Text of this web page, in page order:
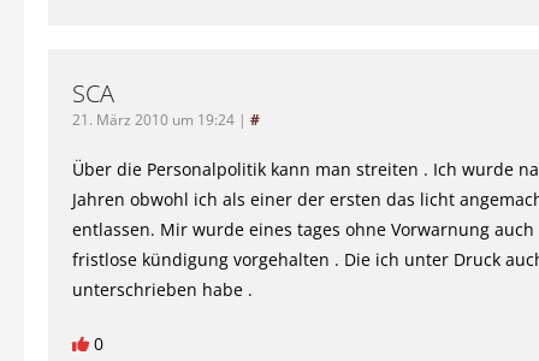
SCA
21. März 2010 um 19:24 | #
Über die Personalpolitik kann man streiten . Ich wurde
Jahren obwohl ich als einer der ersten das licht
entlassen. Mir wurde eines tages ohne Vorwarnung
fristlose kündigung vorgehalten . Die ich unter Druck
unterschrieben habe .
0